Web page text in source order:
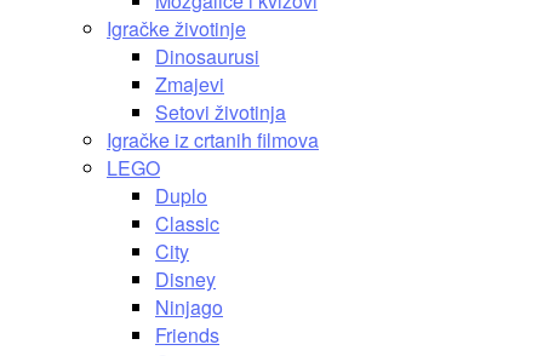
Igračke životinje
Dinosaurusi
Zmajevi
Setovi životinja
Igračke iz crtanih filmova
LEGO
Duplo
Classic
City
Disney
Ninjago
Friends